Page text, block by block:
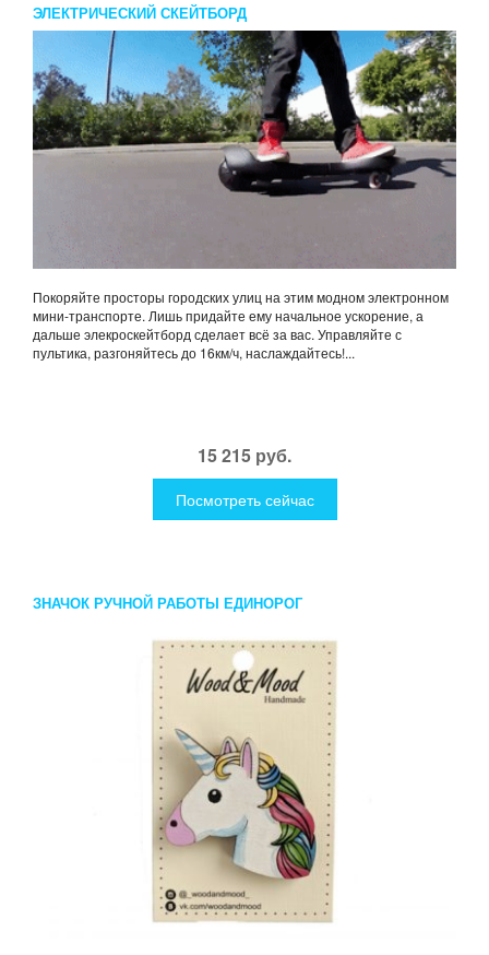
ЭЛЕКТРИЧЕСКИЙ СКЕЙТБОРД
Покоряйте просторы городских улиц на этим модном электронном
мини-транспорте. Лишь придайте ему начальное ускорение, а
дальше элекроскейтборд сделает всё за вас. Управляйте с
пультика, разгоняйтесь до 16км/ч, наслаждайтесь!...
15 215 руб.
Посмотреть сейчас
ЗНАЧОК РУЧНОЙ РАБОТЫ ЕДИНОРОГ